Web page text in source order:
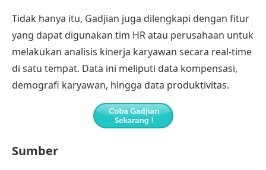
Tidak hanya itu, Gadjian juga dilengkapi dengan fitur
yang dapat digunakan tim HR atau perusahaan untuk
melakukan analisis kinerja karyawan secara real-time
di satu tempat. Data ini meliputi data kompensasi,
demografi karyawan, hingga data produktivitas.
Sumber